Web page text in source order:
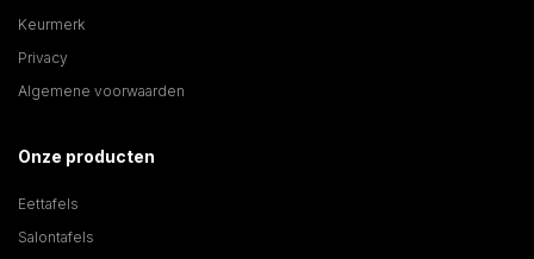
Keurmerk
Privacy
Algemene voorwaarden
Onze producten
Eettafels
Salontafels